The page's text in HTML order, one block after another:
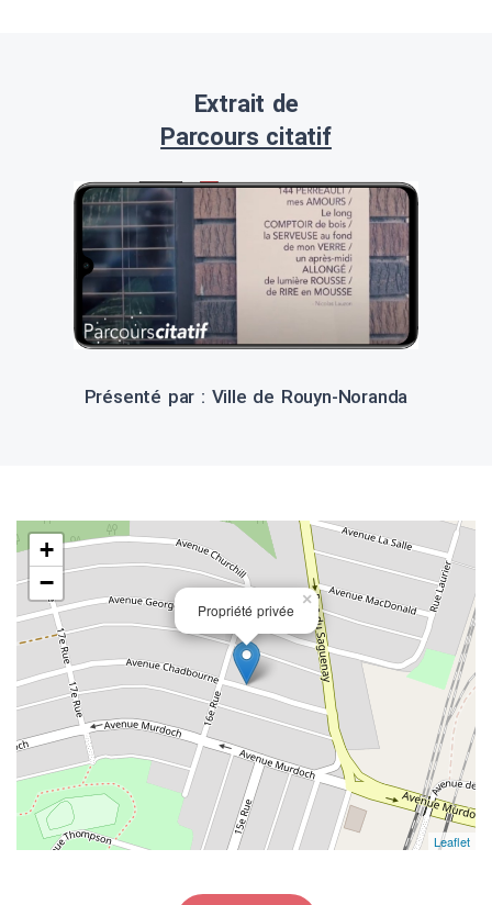
Extrait de
Parcours citatif
Présenté par : Ville de Rouyn-Noranda
Propriété privée
×
+
−
Leaflet